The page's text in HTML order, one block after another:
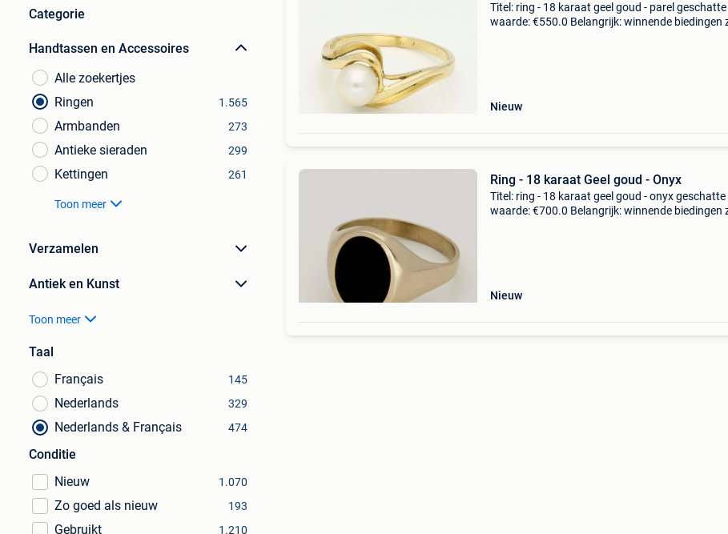
Categorie
Handtassen en Accessoires
Alle zoekertjes
Ringen
1.565
Armbanden 273
Antieke sieraden 299
Kettingen 261
Toon meer
Verzamelen
Antiek en Kunst
Toon meer
Taal
Français
145
Nederlands 329
Nederlands & Français 474
Conditie
Nieuw
1.070
Zo goed als nieuw 193
Gebruikt 1.210
Titel: ring - 18 karaat geel goud - parel geschatte
waarde: €550.0 Belangrijk: winnende biedingen
Nieuw
Ring - 18 karaat Geel goud - Onyx
Titel: ring - 18 karaat geel goud - onyx geschatte
waarde: €700.0 Belangrijk: winnende biedingen
Nieuw